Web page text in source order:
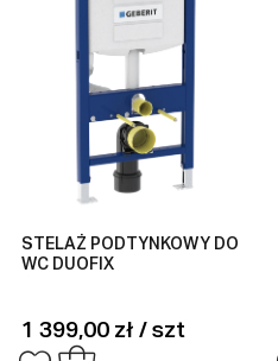
STELAŻ PODTYNKOWY DO
WC DUOFIX
1 399,00 zł / szt